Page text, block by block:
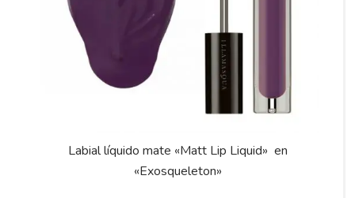
Labial líquido mate «Matt Lip Liquid» en
«Exosqueleton»